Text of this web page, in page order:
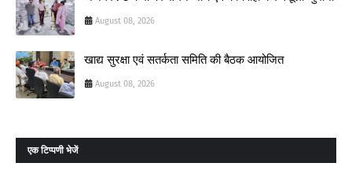
August 08, 2026
खाद्य सुरक्षा एवं सतर्कता समिति की बैठक आयोजित
August 08, 2026
एक टिप्पणी भेजें